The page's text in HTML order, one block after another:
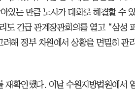
있는 만큼 노사가 대화로 해결할 수
도 긴급 관계장관회의를 열고 “삼성
해 정부 차원에서 상황을 면밀히 관
재확인했다. 이날 수원지방법원에서